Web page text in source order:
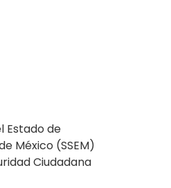
Estado de
México (SSEM)
Ciudadana